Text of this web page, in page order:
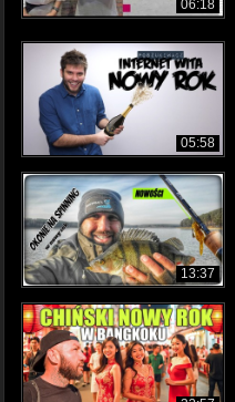
06:18
05:58
13:37